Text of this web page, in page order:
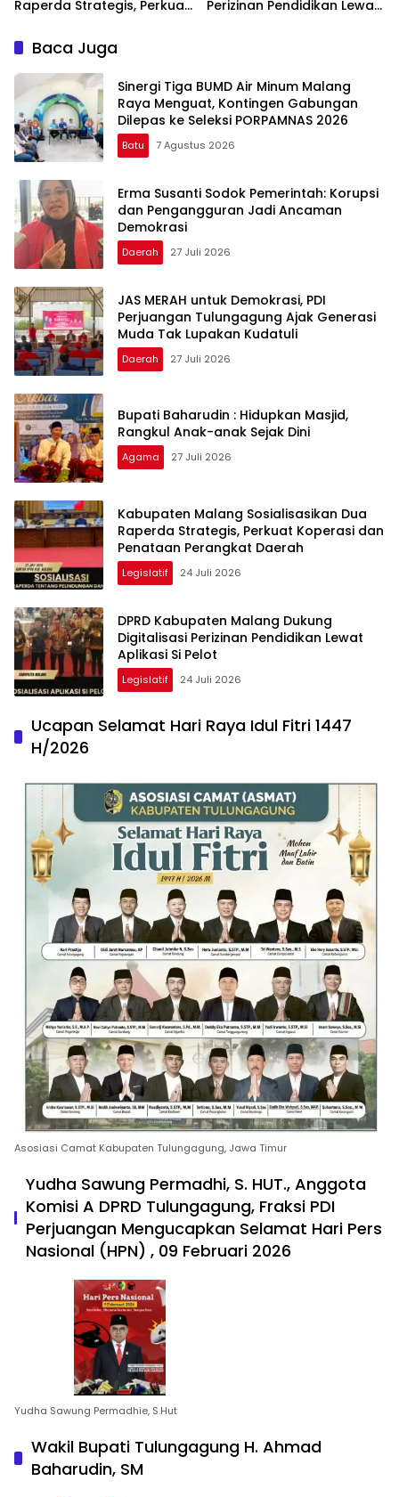
Raperda Strategis, Perkuat
Perangkat Daerah
Perizinan Pendidikan Lewat
Baca Juga
Sinergi Tiga BUMD Air Minum Malang
Raya Menguat, Kontingen Gabungan
Dilepas ke Seleksi PORPAMNAS 2026
Batu 7 Agustus 2026
Erma Susanti Sodok Pemerintah: Korupsi
dan Pengangguran Jadi Ancaman
Demokrasi
Daerah 27 Juli 2026
JAS MERAH untuk Demokrasi, PDI
Perjuangan Tulungagung Ajak Generasi
Muda Tak Lupakan Kudatuli
Daerah 27 Juli 2026
Bupati Baharudin : Hidupkan Masjid,
Rangkul Anak-anak Sejak Dini
Agama 27 Juli 2026
Kabupaten Malang Sosialisasikan Dua
Raperda Strategis, Perkuat Koperasi dan
Penataan Perangkat Daerah
Legislatif 24 Juli 2026
DPRD Kabupaten Malang Dukung
Digitalisasi Perizinan Pendidikan Lewat
Aplikasi Si Pelot
Legislatif 24 Juli 2026
Ucapan Selamat Hari Raya Idul Fitri 1447
H/2026
Asosiasi Camat Kabupaten Tulungagung, Jawa Timur
Yudha Sawung Permadhi, S. HUT., Anggota
Komisi A DPRD Tulungagung, Fraksi PDI
Perjuangan Mengucapkan Selamat Hari Pers
Nasional (HPN) , 09 Februari 2026
Yudha Sawung Permadhie, S.Hut
Wakil Bupati Tulungagung H. Ahmad
Baharudin, SM